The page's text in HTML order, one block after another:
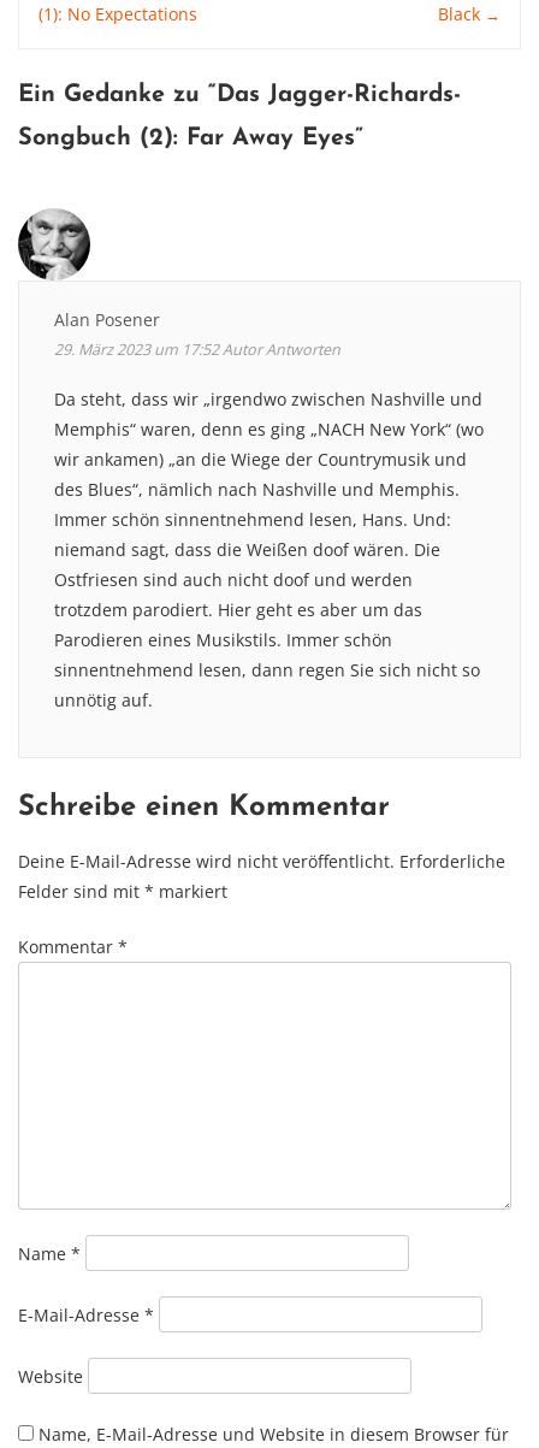
navigation
(1): No Expectations Black →
Ein Gedanke zu “ Das Jagger-Richards-
Songbuch (2): Far Away Eyes”
Alan Posener
29. März 2023 um 17:52AutorAntworten
Da steht, dass wir „irgendwo zwischen Nashville und
Memphis“ waren, denn es ging „NACH New York“ (wo
wir ankamen) „an die Wiege der Countrymusik und
des Blues“, nämlich nach Nashville und Memphis.
Immer schön sinnentnehmend lesen, Hans. Und:
niemand sagt, dass die Weißen doof wären. Die
Ostfriesen sind auch nicht doof und werden
trotzdem parodiert. Hier geht es aber um das
Parodieren eines Musikstils. Immer schön
sinnentnehmend lesen, dann regen Sie sich nicht so
unnötig auf.
Schreibe einen Kommentar
Deine E-Mail-Adresse wird nicht veröffentlicht. Erforderliche
Felder sind mit * markiert
Kommentar *
Name *
E-Mail-Adresse *
Website
Name, E-Mail-Adresse und Website in diesem Browser für